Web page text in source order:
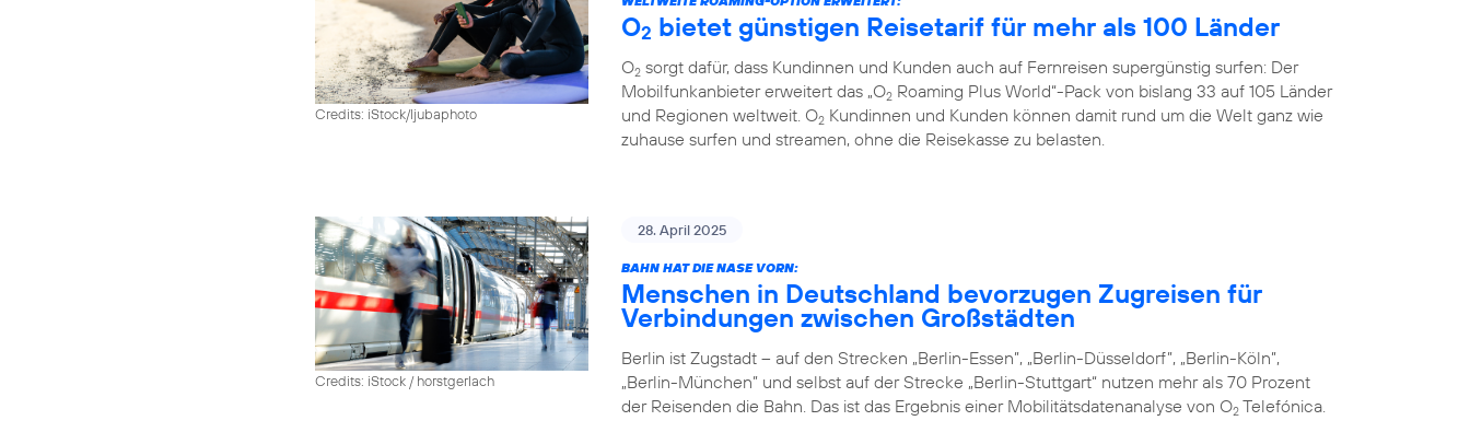
Credits: iStock/ljubaphoto
O2 bietet günstigen Reisetarif für mehr als 100 Länder
O2 sorgt dafür, dass Kundinnen und Kunden auch auf Fernreisen supergünstig surfen: Der
Mobilfunkanbieter erweitert das „O2 Roaming Plus World“-Pack von bislang 33 auf 105 Länder
und Regionen weltweit. O2 Kundinnen und Kunden können damit rund um die Welt ganz wie
zuhause surfen und streamen, ohne die Reisekasse zu belasten.
Credits: iStock / horstgerlach
28. April 2025
BAHN HAT DIE NASE VORN:
Menschen in Deutschland bevorzugen Zugreisen für
Verbindungen zwischen Großstädten
Berlin ist Zugstadt – auf den Strecken „Berlin-Essen”, „Berlin-Düsseldorf”, „Berlin-Köln”,
„Berlin-München” und selbst auf der Strecke „Berlin-Stuttgart“ nutzen mehr als 70 Prozent
der Reisenden die Bahn. Das ist das Ergebnis einer Mobilitätsdatenanalyse von O2 Telefónica.